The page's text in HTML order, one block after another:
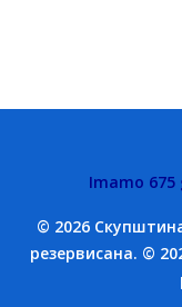
Imamo
© 2026
резервисана. ©